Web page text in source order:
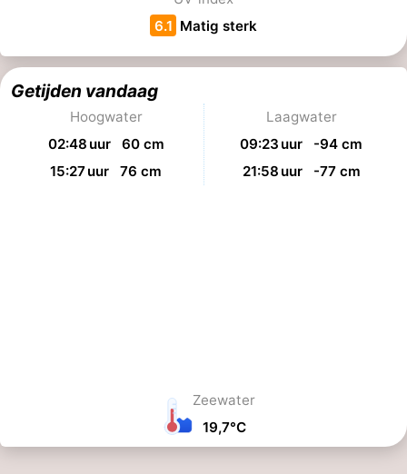
6.1 Matig sterk
Getijden vandaag
Hoogwater
02:48 uur 60 cm
15:27 uur 76 cm
Laagwater
09:23 uur -94 cm
21:58 uur -77 cm
Zeewater
19,7°C